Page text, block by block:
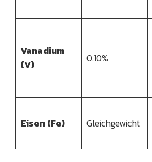
Vanadium
(V)
0.10%
Eisen (Fe) Gleichgewicht